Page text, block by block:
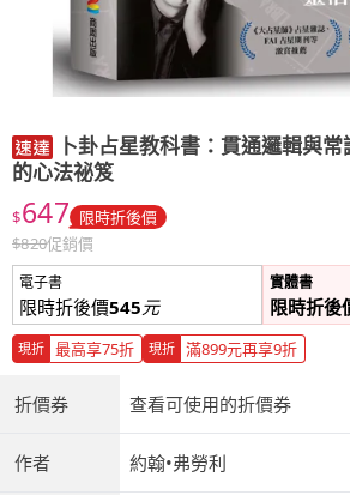
卜卦占星教科書：貫通邏輯與
的心法祕笈
$647 限時折後價
$820促銷價
電子書
限時折後價545元
實體書
限時折後
現折 最高享75折 現折 滿899元再享9折
折價券 查看可使用的折價券
作者 約翰•弗勞利